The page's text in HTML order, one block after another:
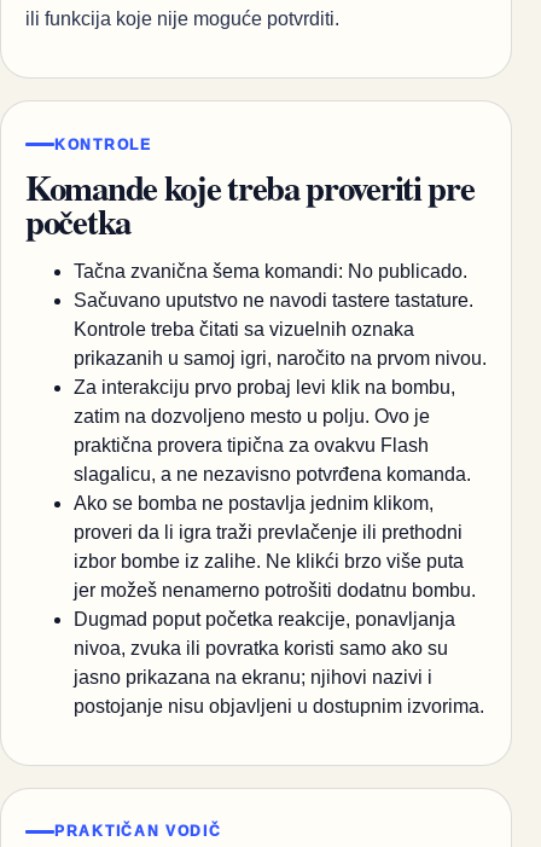
ili funkcija koje nije moguće potvrditi.
KONTROLE
Komande koje treba proveriti pre
početka
Tačna zvanična šema komandi: No publicado.
Sačuvano uputstvo ne navodi tastere tastature.
Kontrole treba čitati sa vizuelnih oznaka
prikazanih u samoj igri, naročito na prvom nivou.
Za interakciju prvo probaj levi klik na bombu,
zatim na dozvoljeno mesto u polju. Ovo je
praktična provera tipična za ovakvu Flash
slagalicu, a ne nezavisno potvrđena komanda.
Ako se bomba ne postavlja jednim klikom,
proveri da li igra traži prevlačenje ili prethodni
izbor bombe iz zalihe. Ne klikći brzo više puta
jer možeš nenamerno potrošiti dodatnu bombu.
Dugmad poput početka reakcije, ponavljanja
nivoa, zvuka ili povratka koristi samo ako su
jasno prikazana na ekranu; njihovi nazivi i
postojanje nisu objavljeni u dostupnim izvorima.
PRAKTIČAN VODIČ